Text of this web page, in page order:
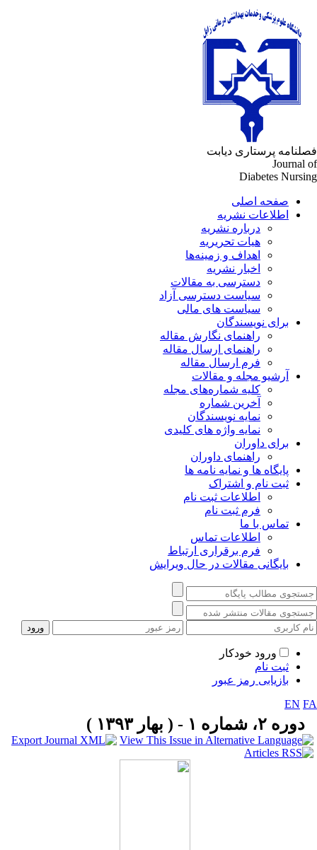
پرستاری دیابت
Journal
Diabetes
صفحه اصلی
اطلاعات نشریه
درباره نشریه
هیات تحریریه
اهداف و زمینه‌ها
اخبار نشریه
دسترسی به مقالات
سیاست دسترسی آزاد
سیاست های مالی
برای نویسندگان
راهنمای نگارش مقاله
راهنمای ارسال مقاله
فرم ارسال مقاله
آرشیو مجله و مقالات
کلیه شماره‌های مجله
آخرین شماره
نمایه نویسندگان
نمایه واژه های کلیدی
برای داوران
راهنمای داوران
پایگاه ها و نمایه نامه ها
ثبت نام و اشتراک
اطلاعات ثبت نام
فرم ثبت نام
تماس با ما
اطلاعات تماس
فرم برقراری ارتباط
بایگانی مقالات در حال ویرایش
ورود خودکار
ثبت نام
بازیابی رمز عبور
EN
دوره ۲، شماره ۱ - ( بهار ۱۳۹۳ )